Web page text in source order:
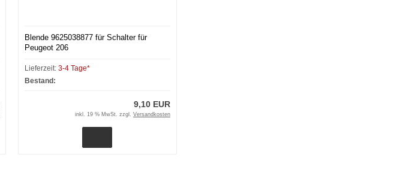
Blende 9625038877 für Schalter für
Peugeot 206
Lieferzeit: 3-4 Tage*
Bestand:
9,10 EUR
inkl. 19 % MwSt. zzgl. Versandkosten